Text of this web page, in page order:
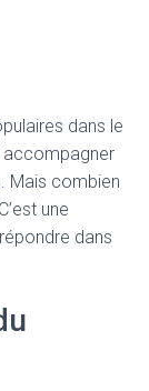
dans le
accompagner
Mais combien
une
dans